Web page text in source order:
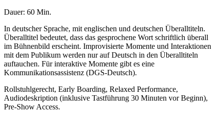
Dauer: 60 Min.
In deutscher Sprache, mit englischen und deutschen Überalltiteln.
Überalltitel bedeutet, dass das gesprochene Wort schriftlich überall
im Bühnenbild erscheint. Improvisierte Momente und Interaktionen
mit dem Publikum werden nur auf Deutsch in den Überalltiteln
auftauchen. Für interaktive Momente gibt es eine
Kommunikationsassistenz (DGS-Deutsch).
Rollstuhlgerecht, Early Boarding, Relaxed Performance,
Audiodeskription (inklusive Tastführung 30 Minuten vor Beginn),
Pre-Show Access.